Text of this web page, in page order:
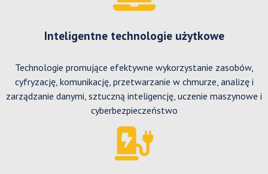
Inteligentne technologie użytkowe
Technologie promujące efektywne wykorzystanie zasobów,
cyfryzację, komunikację, przetwarzanie w chmurze, analizę i
zarządzanie danymi, sztuczną inteligencję, uczenie maszynowe i
cyberbezpieczeństwo